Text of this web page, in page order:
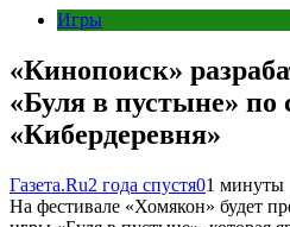
Игры
«Кинопоиск»
«Буля в пустыне» по
«Кибердеревня»
Газета.Ru2 года спустя01 минуты
На фестивале «Хомякон» будет